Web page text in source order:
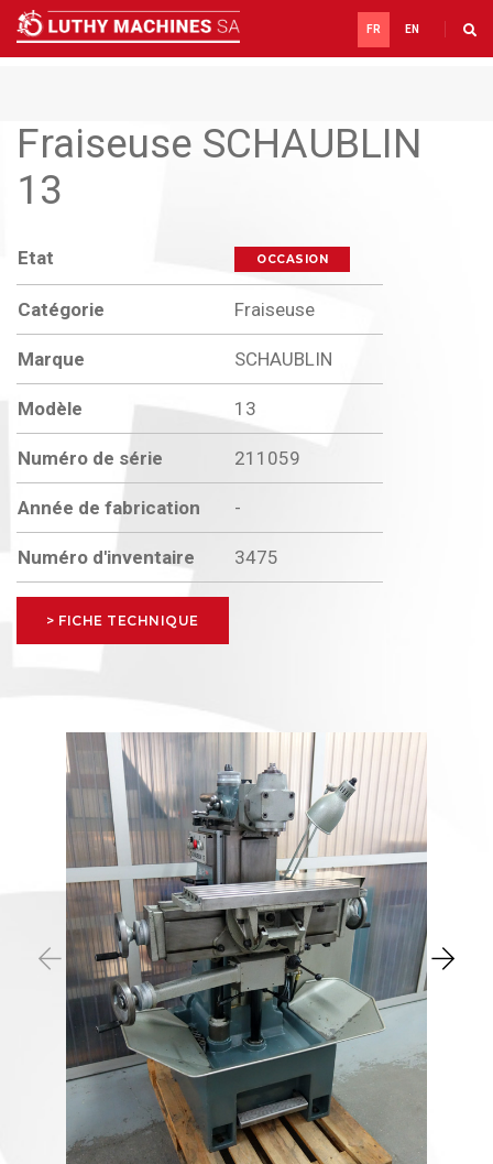
FR EN
Fraiseuse SCHAUBLIN
13
Etat OCCASION
Catégorie Fraiseuse
Marque SCHAUBLIN
Modèle 13
Numéro de série 211059
Année de fabrication -
Numéro d'inventaire 3475
> FICHE TECHNIQUE